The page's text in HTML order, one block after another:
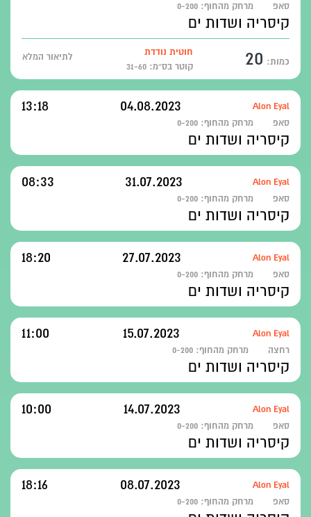
סאפ מרחק מהחוף: 0-200
קיסריה ושדות ים
כמות: 20
חוטית נודדת
קוטר בס״מ: 31-60
לתיאור המלא
Alon Eyal
04.08.2023
13:18
סאפ מרחק מהחוף: 0-200
קיסריה ושדות ים
Alon Eyal
31.07.2023
08:33
סאפ מרחק מהחוף: 0-200
קיסריה ושדות ים
Alon Eyal
27.07.2023
18:20
סאפ מרחק מהחוף: 0-200
קיסריה ושדות ים
Alon Eyal
15.07.2023
11:00
רחצה מרחק מהחוף: 0-200
קיסריה ושדות ים
Alon Eyal
14.07.2023
10:00
סאפ מרחק מהחוף: 0-200
קיסריה ושדות ים
Alon Eyal
08.07.2023
18:16
סאפ מרחק מהחוף: 0-200